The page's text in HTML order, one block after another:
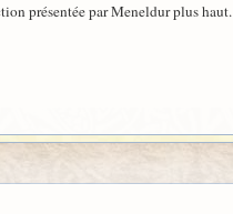
présentée par Meneldur plus haut.